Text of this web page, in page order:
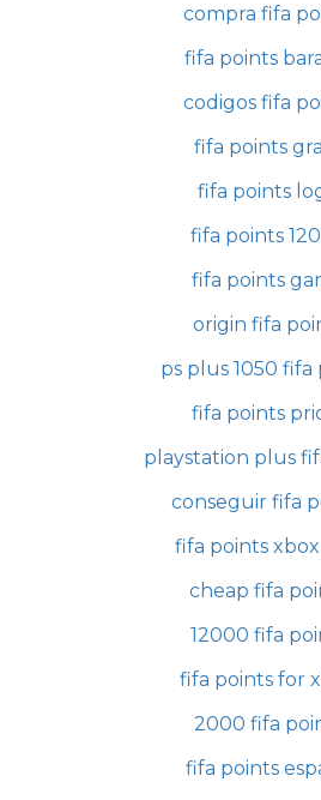
compra fifa
fifa points
codigos fifa
fifa points
fifa points
fifa points
fifa points
origin fifa
ps plus 1050 fifa
fifa points
playstation plus
conseguir fifa
fifa points
cheap fifa
12000 fifa
fifa points for
2000 fifa
fifa points